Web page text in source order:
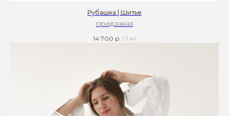
Рубашка | Шитье
предзаказ
14 700 р. / 1 шт